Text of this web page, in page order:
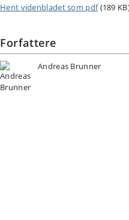
Hent videnbladet som pdf (189
Forfattere
Andreas Brunner